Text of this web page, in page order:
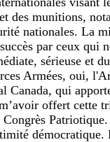
munitions,
nationales. La
par ceux
sérieuse et
Armées, oui,
qui
offert